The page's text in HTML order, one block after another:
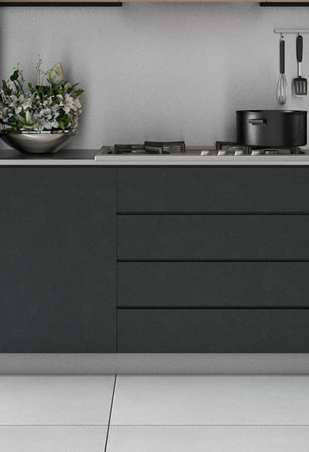
Tehnomedia
O nama
Naše prodavnice
Korisnički servis